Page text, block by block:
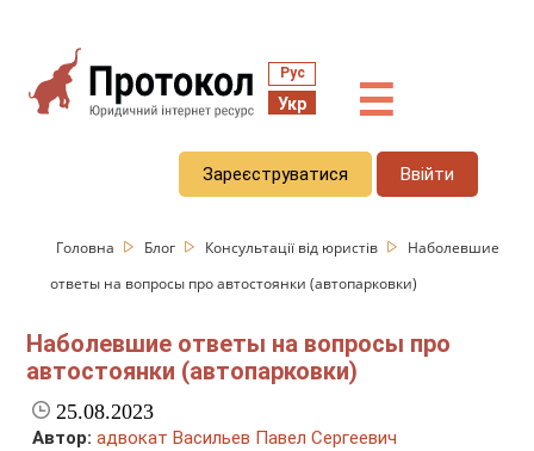
Рус
Укр ☰
Зареєструватися Ввійти
Головна Блог Консультації від юристів
Наболевшие
ответы на вопросы про автостоянки (автопарковки)
Наболевшие ответы на вопросы про
автостоянки (автопарковки)
25.08.2023
Автор: адвокат Васильев Павел Сергеевич